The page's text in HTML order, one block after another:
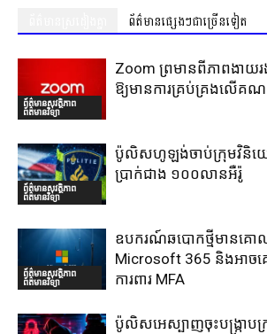
ព័ត៌មានផ្សេងៗជាច្រើនទៀត
ព័ត៌មានសុវត្ថិភាព
ព័ត៌មានវិទ្យា
Zoom ព្រមានពីភាពងាយ
ឱ្យមានការគ្រប់គ្រងលើគ
ព័ត៌មានសុវត្ថិភាព
ព័ត៌មានវិទ្យា
ប៉ូលិសហូឡង់ចាប់ក្រុមវិនិ
ប្រាក់ជាង ១០០លានអឺរ៉ូ
ព័ត៌មានសុវត្ថិភាព
ព័ត៌មានវិទ្យា
ឧបករណ៍ឆបោកថ្មីមានគ
Microsoft 365 និងអាចគ
ការពារ MFA
ប៉ូលិសអេស្បាញចុះបង្រ្កា